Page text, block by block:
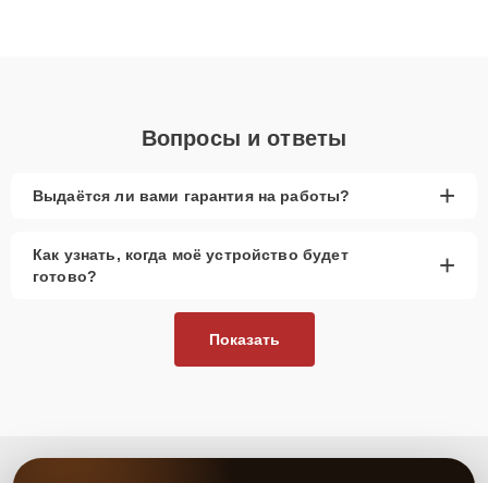
Вопросы и ответы
Выдаётся ли вами гарантия на работы? +
Как узнать, когда моё устройство будет
готово?
+
Показать